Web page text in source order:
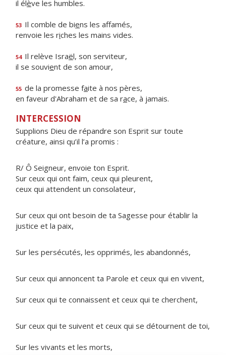
il élève les humbles.
53 Il comble de biens les affamés,
renvoie les riches les mains vides.
54 Il relève Israël, son serviteur,
il se souvient de son amour,
55 de la promesse faite à nos pères,
en faveur d'Abraham et de sa race, à jamais.
INTERCESSION
Supplions Dieu de répandre son Esprit sur toute
créature, ainsi qu’il l’a promis :
R/ Ô Seigneur, envoie ton Esprit.
Sur ceux qui ont faim, ceux qui pleurent,
ceux qui attendent un consolateur,
Sur ceux qui ont besoin de ta Sagesse pour établir la
justice et la paix,
Sur les persécutés, les opprimés, les abandonnés,
Sur ceux qui annoncent ta Parole et ceux qui en vivent,
Sur ceux qui te connaissent et ceux qui te cherchent,
Sur ceux qui te suivent et ceux qui se détournent de toi,
Sur les vivants et les morts,